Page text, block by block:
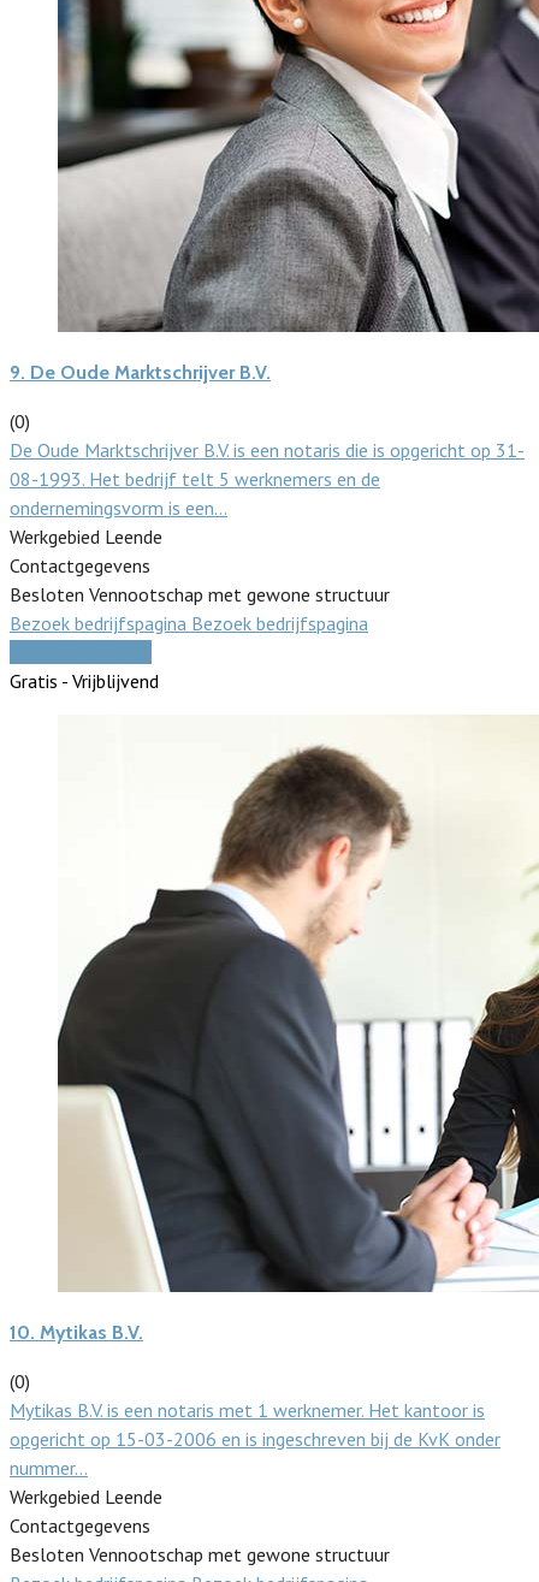
9. De Oude Marktschrijver B.V.
(0)
De Oude Marktschrijver B.V. is een notaris die is opgericht op 31-
08-1993. Het bedrijf telt 5 werknemers en de
ondernemingsvorm is een…
Werkgebied Leende
Contactgegevens
Besloten Vennootschap met gewone structuur
Bezoek bedrijfspagina Bezoek bedrijfspagina
Gratis - Vrijblijvend
10. Mytikas B.V.
(0)
Mytikas B.V. is een notaris met 1 werknemer. Het kantoor is
opgericht op 15-03-2006 en is ingeschreven bij de KvK onder
nummer…
Werkgebied Leende
Contactgegevens
Besloten Vennootschap met gewone structuur